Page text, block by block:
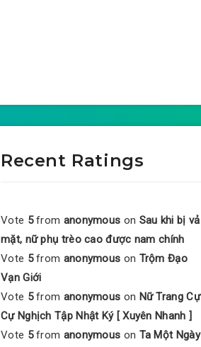
Recent Ratings
Vote 5 from anonymous on Sau khi bị vả
mặt, nữ phụ trèo cao được nam chính
Vote 5 from anonymous on Trộm Đạo
Vạn Giới
Vote 5 from anonymous on Nữ Trang Cự
Cự Nghịch Tập Nhật Ký [ Xuyên Nhanh ]
Vote 5 from anonymous on Ta Một Ngày